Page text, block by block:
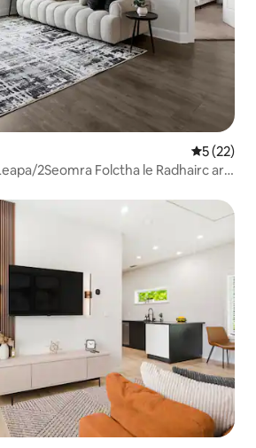
5 (22)
2Seomra Folctha le Radhairc ar